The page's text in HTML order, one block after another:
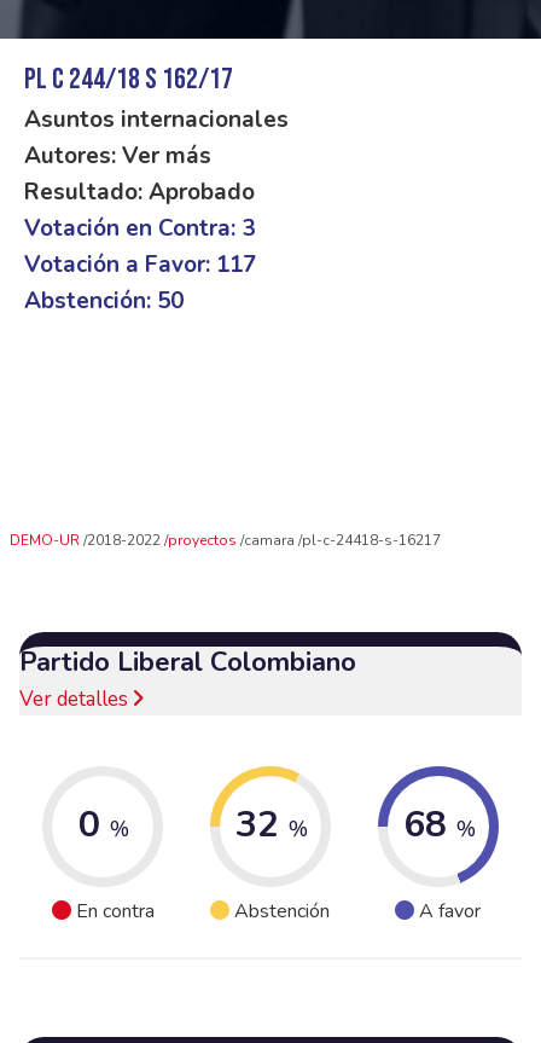
PL C 244/18 S 162/17
Asuntos internacionales
Autores: Ver más
Resultado: Aprobado
Votación en Contra: 3
Votación a Favor: 117
Abstención: 50
DEMO-UR 2018-2022 proyectos camara pl-c-24418-s-16217
Partido Liberal Colombiano
Ver detalles
0 %
En contra
32 %
Abstención
68 %
A favor